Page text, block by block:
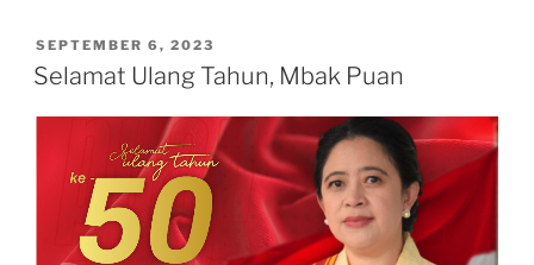
Puan
Penutupan
2023”
POSTED
ON
SEPTEMBER 6, 2023
Selamat Ulang Tahun, Mbak Puan